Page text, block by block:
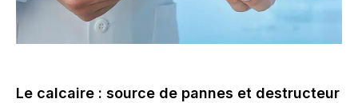
Le calcaire : source de pannes et destructeur